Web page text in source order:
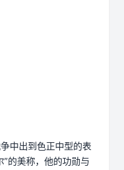
中出到色正中型的表
的美称，他的功勋与